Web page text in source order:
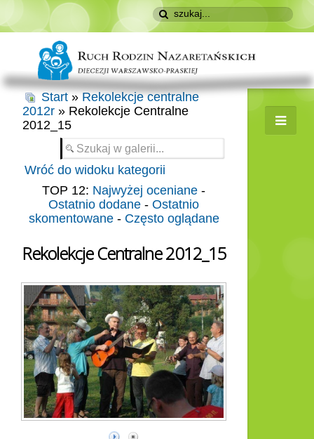
Start » Rekolekcje centralne
2012r » Rekolekcje Centralne
2012_15
Wróć do widoku kategorii
TOP 12: Najwyżej oceniane -
Ostatnio dodane - Ostatnio
skomentowane- Często oglądane
Rekolekcje Centralne 2012_15